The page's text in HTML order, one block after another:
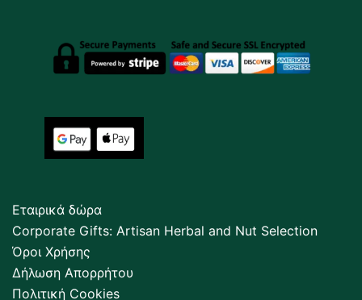
Εταιρικά δώρα
Corporate Gifts: Artisan Herbal and Nut Selection
Όροι Χρήσης
Δήλωση Απορρήτου
Πολιτική Cookies